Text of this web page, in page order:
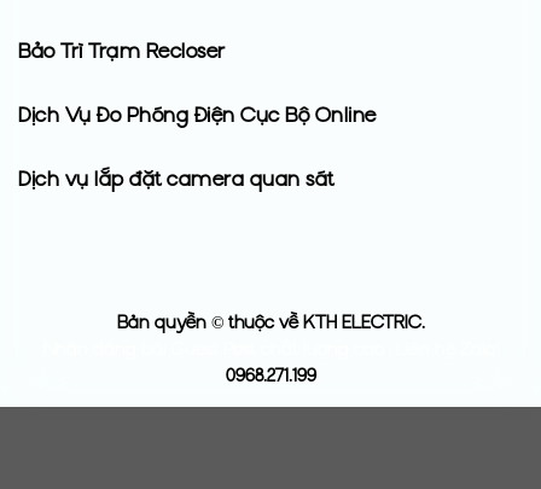
Bảo Trì Trạm Recloser
Dịch Vụ Đo Phóng Điện Cục Bộ Online
Dịch vụ lắp đặt camera quan sát
Bản quyền © thuộc về KTH ELECTRIC.
0968.271.199